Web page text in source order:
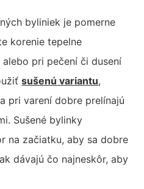
byliniek je pomerne
korenie tepelne
pri pečení či dusení
sušenú variantu,
pri varení dobre prelínajú
Sušené bylinky
na začiatku, aby sa dobre
dávajú čo najneskôr, aby